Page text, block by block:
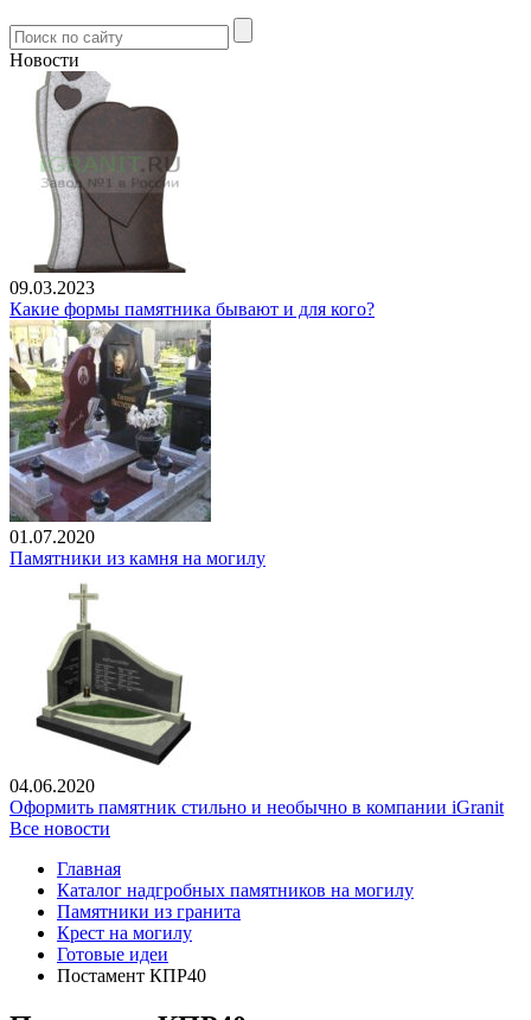
Новости
09.03.2023
Какие формы памятника бывают и для кого?
01.07.2020
Памятники из камня на могилу
04.06.2020
Оформить памятник стильно и необычно в компании iGranit
Все новости
Главная
Каталог надгробных памятников на могилу
Памятники из гранита
Крест на могилу
Готовые идеи
Постамент КПР40